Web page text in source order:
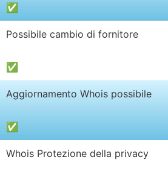
✅
Possibile cambio di fornitore
✅
Aggiornamento Whois possibile
✅
Whois Protezione della privacy